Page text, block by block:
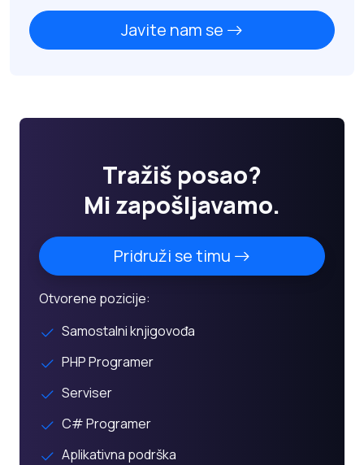
Javite nam se
Tražiš posao?
Mi zapošljavamo.
Pridruži se timu
Otvorene pozicije:
Samostalni knjigovođa
PHP Programer
Serviser
C# Programer
Aplikativna podrška